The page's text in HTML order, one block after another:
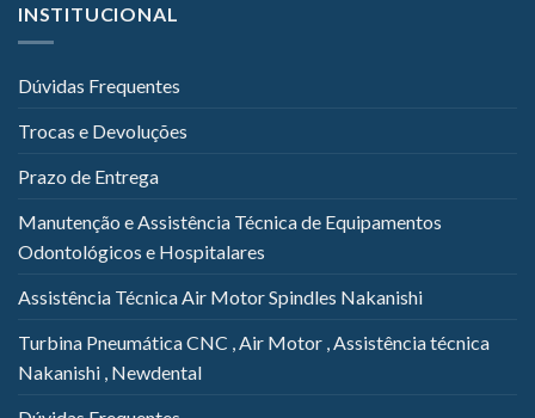
INSTITUCIONAL
Dúvidas Frequentes
Trocas e Devoluções
Prazo de Entrega
Manutenção e Assistência Técnica de Equipamentos
Odontológicos e Hospitalares
Assistência Técnica Air Motor Spindles Nakanishi
Turbina Pneumática CNC , Air Motor , Assistência técnica
Nakanishi , Newdental